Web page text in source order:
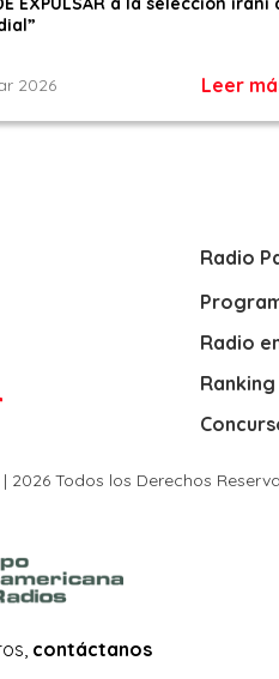
2026 Leer
Radio
Radio
Ranking
2026 Todos los Derechos
contáctanos